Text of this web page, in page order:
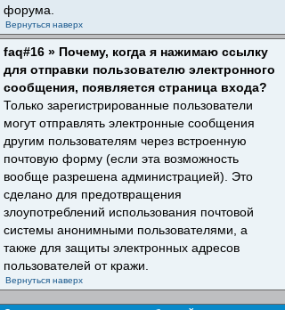
форума.
Вернуться наверх
faq#16 » Почему, когда я нажимаю ссылку
для отправки пользователю электронного
сообщения, появляется страница входа?
Только зарегистрированные пользователи
могут отправлять электронные сообщения
другим пользователям через встроенную
почтовую форму (если эта возможность
вообще разрешена администрацией). Это
сделано для предотвращения
злоупотреблений использования почтовой
системы анонимными пользователями, а
также для защиты электронных адресов
пользователей от кражи.
Вернуться наверх